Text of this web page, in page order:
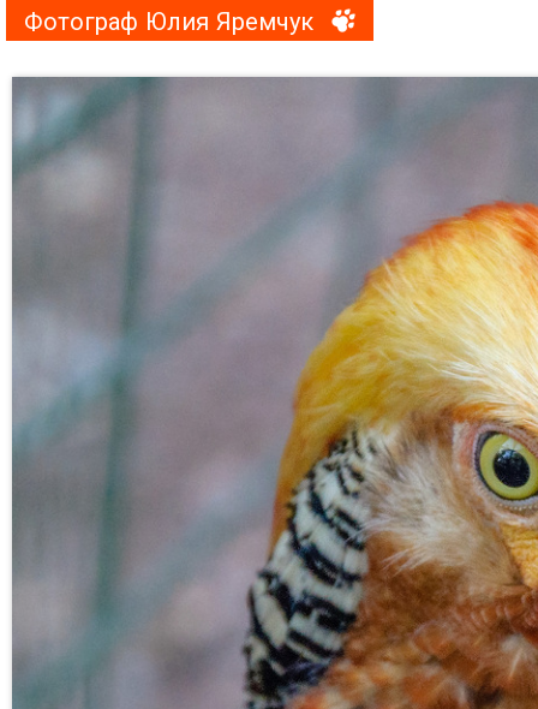
Фотограф Юлия Яремчук